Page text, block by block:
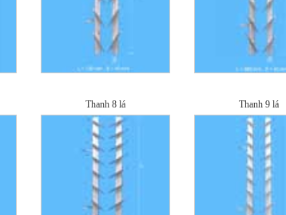
Thanh 8 lá Thanh 9 lá